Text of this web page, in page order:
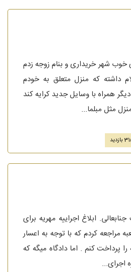
خوب شهر خریداری و بنام زوجه زدم
داشته که منزل متعلق به خودم
همراه با وسایل جدید کرایه کند
مثل مبلما...
ابلاغ اجراییه مهریه برای
مراجعه کردم که با توجه به اعسار
پرداخت کنم . اما دادگاه میگه که
اجرای...